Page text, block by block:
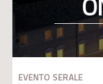
EVENTO SERALE